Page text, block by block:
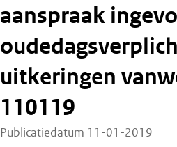
aanspraak
uitkeringen
110119
Publicatiedatum 11-01-2019